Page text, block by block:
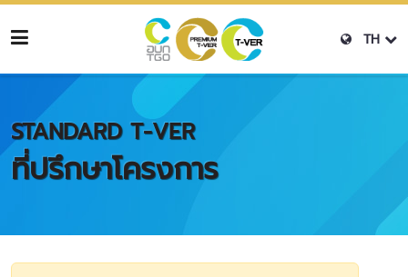
TH
STANDARD T-VER
ที่ปรึกษาโครงการ